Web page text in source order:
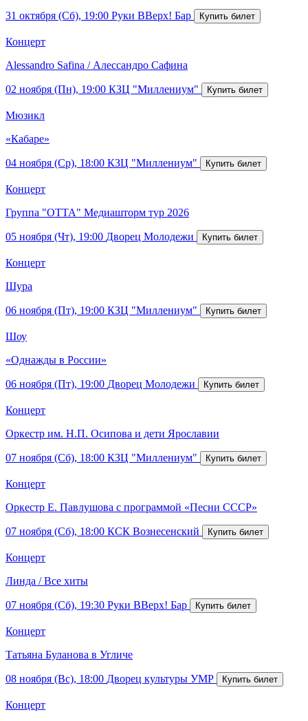
31 октября (Сб), 19:00 Руки ВВерх! Бар
Концерт
Alessandro Safina / Алессандро Сафина
02 ноября (Пн), 19:00 КЗЦ "Миллениум"
Мюзикл
«Кабаре»
04 ноября (Ср), 18:00 КЗЦ "Миллениум"
Концерт
Группа "ОТТА" Медиашторм тур 2026
05 ноября (Чт), 19:00 Дворец Молодежи
Концерт
Шура
06 ноября (Пт), 19:00 КЗЦ "Миллениум"
Шоу
«Однажды в России»
06 ноября (Пт), 19:00 Дворец Молодежи
Концерт
Оркестр им. Н.П. Осипова и дети Ярославии
07 ноября (Сб), 18:00 КЗЦ "Миллениум"
Концерт
Оркестр Е. Павлушова с программой «Песни СССР»
07 ноября (Сб), 18:00 КСК Вознесенский
Концерт
Линда / Все хиты
07 ноября (Сб), 19:30 Руки ВВерх! Бар
Концерт
Татьяна Буланова в Угличе
08 ноября (Вс), 18:00 Дворец культуры УМР
Концерт